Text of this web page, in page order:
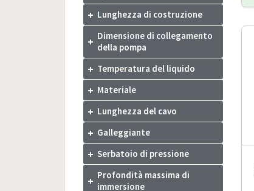
Lunghezza di costruzione
Dimensione di collegamento
della pompa
Temperatura del liquido
Materiale
Lunghezza del cavo
Galleggiante
Serbatoio di pressione
Profondità massima di
immersione